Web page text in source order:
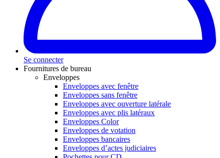
Se connecter
Fournitures de bureau
Enveloppes
Enveloppes avec fenêtre
Enveloppes sans fenêtre
Enveloppes avec ouverture latérale
Enveloppes avec plis latéraux
Enveloppes Color
Enveloppes de votation
Enveloppes bancaires
Enveloppes d’actes judiciaires